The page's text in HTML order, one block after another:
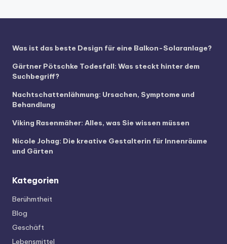
Was ist das beste Design für eine Balkon-Solaranlage?
Gärtner Pötschke Todesfall: Was steckt hinter dem
Suchbegriff?
Nachtschattenlähmung: Ursachen, Symptome und
Behandlung
Viking Rasenmäher: Alles, was Sie wissen müssen
Nicole Johag: Die kreative Gestalterin für Innenräume
und Gärten
Kategorien
Berühmtheit
Blog
Geschäft
Lebensmittel